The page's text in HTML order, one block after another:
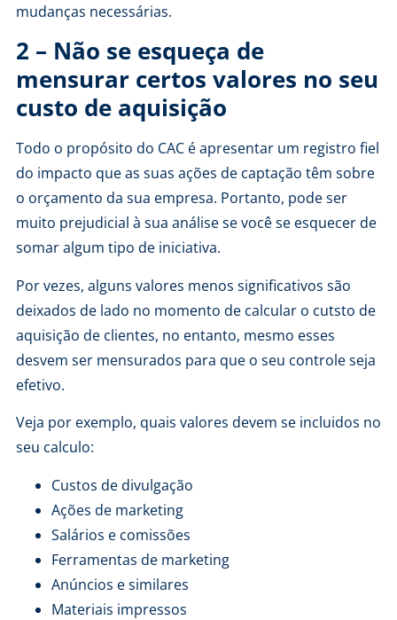
mudanças necessárias.
2 – Não se esqueça de
mensurar certos valores no seu
custo de aquisição
Todo o propósito do CAC é apresentar um registro fiel
do impacto que as suas ações de captação têm sobre
o orçamento da sua empresa. Portanto, pode ser
muito prejudicial à sua análise se você se esquecer de
somar algum tipo de iniciativa.
Por vezes, alguns valores menos significativos são
deixados de lado no momento de calcular o cutsto de
aquisição de clientes, no entanto, mesmo esses
desvem ser mensurados para que o seu controle seja
efetivo.
Veja por exemplo, quais valores devem se incluidos no
seu calculo:
Custos de divulgação
Ações de marketing
Salários e comissões
Ferramentas de marketing
Anúncios e similares
Materiais impressos